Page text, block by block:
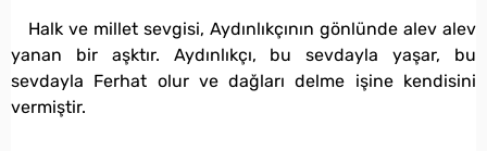
Halk ve millet sevgisi, Aydınlıkçının gönlünde alev alev
yanan bir aşktır. Aydınlıkçı, bu sevdayla yaşar, bu
sevdayla Ferhat olur ve dağları delme işine kendisini
vermiştir.